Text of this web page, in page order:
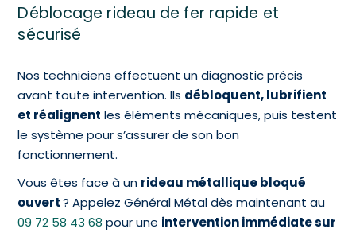
Déblocage rideau de fer rapide et
sécurisé
Nos techniciens effectuent un diagnostic précis
avant toute intervention. Ils débloquent, lubrifient
et réalignent les éléments mécaniques, puis testent
le système pour s’assurer de son bon
fonctionnement.
Vous êtes face à un rideau métallique bloqué
ouvert? Appelez Général Métal dès maintenant au
09 72 58 43 68 pour une intervention immédiate sur